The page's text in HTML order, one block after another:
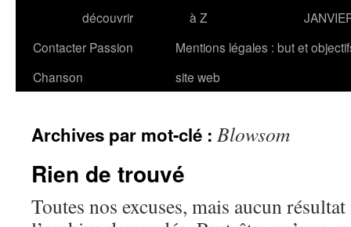
découvrir
à Z
Contacter Passion
Chanson
Mentions légales : but et
site web
Archives par mot-clé : Blowsom
Rien de trouvé
Toutes nos excuses, mais aucun